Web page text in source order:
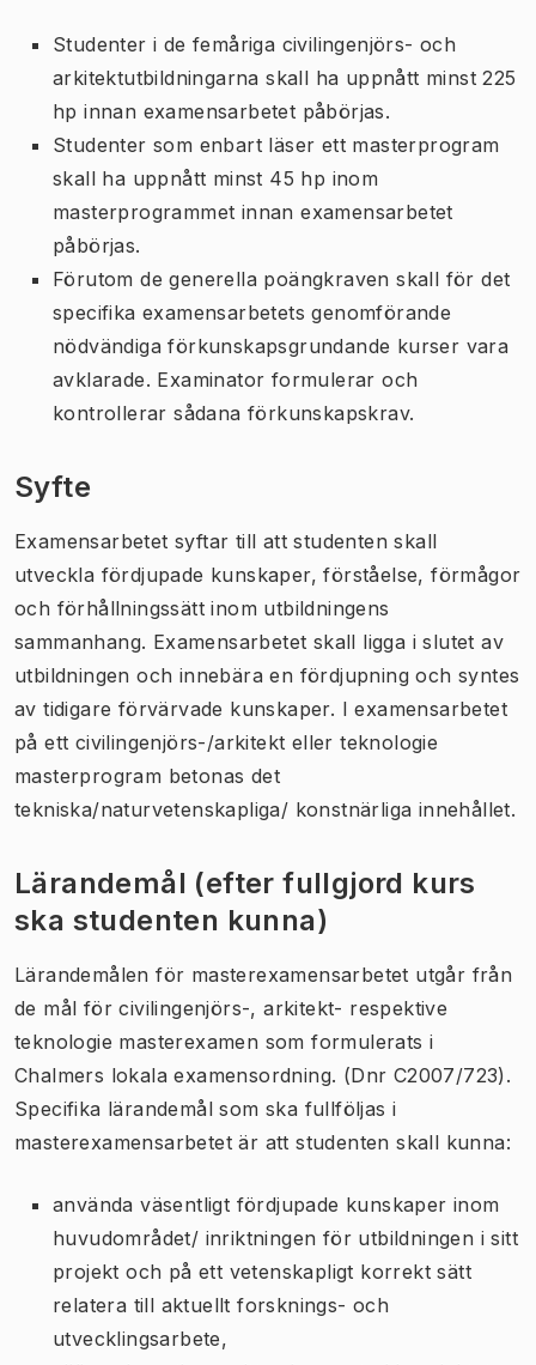
Studenter i de femåriga civilingenjörs- och
arkitektutbildningarna skall ha uppnått minst 225
hp innan examensarbetet påbörjas.
Studenter som enbart läser ett masterprogram
skall ha uppnått minst 45 hp inom
masterprogrammet innan examensarbetet
påbörjas.
Förutom de generella poängkraven skall för det
specifika examensarbetets genomförande
nödvändiga förkunskapsgrundande kurser vara
avklarade. Examinator formulerar och
kontrollerar sådana förkunskapskrav.
Syfte
Examensarbetet syftar till att studenten skall
utveckla fördjupade kunskaper, förståelse, förmågor
och förhållningssätt inom utbildningens
sammanhang. Examensarbetet skall ligga i slutet av
utbildningen och innebära en fördjupning och syntes
av tidigare förvärvade kunskaper. I examensarbetet
på ett civilingenjörs-/arkitekt eller teknologie
masterprogram betonas det
tekniska/naturvetenskapliga/ konstnärliga innehållet.
Lärandemål (efter fullgjord kurs
ska studenten kunna)
Lärandemålen för masterexamensarbetet utgår från
de mål för civilingenjörs-, arkitekt- respektive
teknologie masterexamen som formulerats i
Chalmers lokala examensordning. (Dnr C2007/723).
Specifika lärandemål som ska fullföljas i
masterexamensarbetet är att studenten skall kunna:
använda väsentligt fördjupade kunskaper inom
huvudområdet/ inriktningen för utbildningen i sitt
projekt och på ett vetenskapligt korrekt sätt
relatera till aktuellt forsknings- och
utvecklingsarbete,